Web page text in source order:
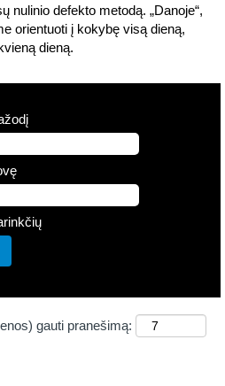
nulinio defekto metodą. „Danoje“,
orientuoti į kokybę visą dieną,
dieną.
gauti pranešimą: